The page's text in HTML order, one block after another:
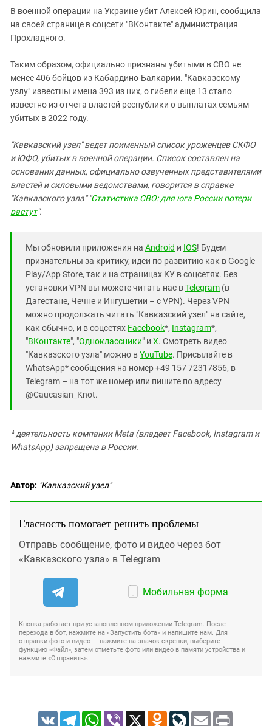
В военной операции на Украине убит Алексей Юрин, сообщила
на своей странице в соцсети "ВКонтакте" администрация
Прохладного.
Таким образом, официально признаны убитыми в СВО не
менее 406 бойцов из Кабардино-Балкарии. "Кавказскому
узлу" известны имена 393 из них, о гибели еще 13 стало
известно из отчета властей республики о выплатах семьям
убитых в 2022 году.
"Кавказский узел" ведет поименный список уроженцев СКФО
и ЮФО, убитых в военной операции. Список составлен на
основании данных, официально озвученных представителями
властей и силовыми ведомствами, говорится в справке
"Кавказского узла" "Статистика СВО: для юга России потери
растут".
Мы обновили приложения на Android и IOS! Будем
признательны за критику, идеи по развитию как в Google
Play/App Store, так и на страницах КУ в соцсетях. Без
установки VPN вы можете читать нас вTelegram (в
Дагестане, Чечне и Ингушетии – с VPN). Через VPN
можно продолжать читать "Кавказский узел" на сайте,
как обычно, и в соцсетях Facebook*, Instagram*,
"ВКонтакте", "Одноклассники" и X. Смотреть видео
"Кавказского узла" можно вYouTube. Присылайте в
WhatsApp* сообщения на номер +49 157 72317856, в
Telegram – на тот же номер или пишите по адресу
@Caucasian_Knot.
* деятельность компании Meta (владеет Facebook, Instagram и
WhatsApp) запрещена в России.
Автор: "Кавказский узел"
Гласность помогает решить проблемы
Отправь сообщение, фото и видео через бот
«Кавказского узла» в Telegram
Мобильная форма
Кнопка работает при установленном приложении Telegram. После
перехода в бот, нажмите на «Запустить бота» и напишите нам. Для
отправки фото и видео — нажмите на значок скрепки, выберите
функцию «Файл», затем отметьте фото или видео в памяти устройства и
нажмите «Отправить».
VK TelegramWhatsApp
Viber X Odnoklassniki
LiveJournal
Email Print